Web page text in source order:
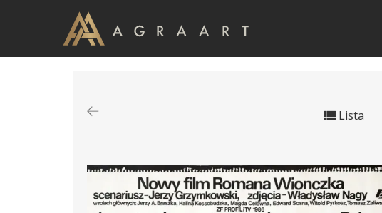
Lista